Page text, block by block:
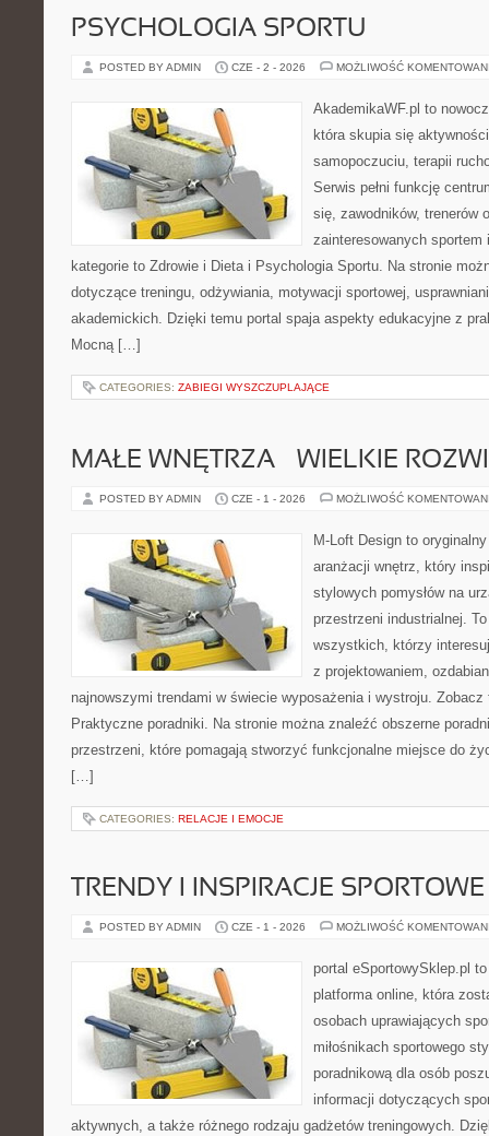
PSYCHOLOGIA SPORTU
POSTED BY ADMIN CZE - 2 - 2026 MOŻLIWOŚĆ
AkademikaWF.pl to
która skupia się
samopoczuciu, terapii
Serwis pełni funkcję
się, zawodników, trenerów
zainteresowanych sportem
kategorie to Zdrowie i Dieta i Psychologia Sportu. Na stronie
dotyczące treningu, odżywiania, motywacji sportowej,
akademickich. Dzięki temu portal spaja aspekty edukacyjne z
Mocną […]
CATEGORIES: ZABIEGI WYSZCZUPLAJĄCE
MAŁE WNĘTRZA – WIELKIE
POSTED BY ADMIN CZE - 1 - 2026 MOŻLIWOŚĆ
M-Loft Design to
aranżacji wnętrz, który
stylowych pomysłów na
przestrzeni industrialnej.
wszystkich, którzy
z projektowaniem,
najnowszymi trendami w świecie wyposażenia i wystroju. Zobacz
Praktyczne poradniki. Na stronie można znaleźć obszerne
przestrzeni, które pomagają stworzyć funkcjonalne miejsce do
[…]
CATEGORIES: RELACJE I EMOCJE
TRENDY I INSPIRACJE SPORTOWE
POSTED BY ADMIN CZE - 1 - 2026 MOŻLIWOŚĆ
portal eSportowySklep.pl
platforma online, która
osobach uprawiających
miłośnikach sportowego
poradnikową dla osób
informacji dotyczących
aktywnych, a także różnego rodzaju gadżetów treningowych.